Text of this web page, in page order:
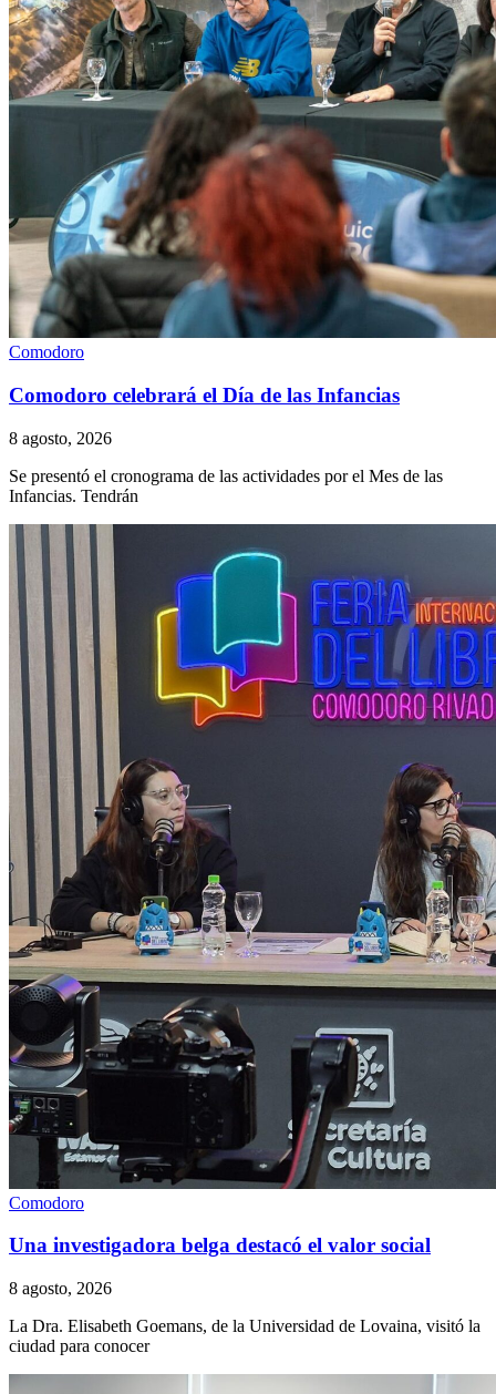
Comodoro
Comodoro celebrará el Día de las Infancias
8 agosto, 2026
Se presentó el cronograma de las actividades por el Mes de las
Infancias. Tendrán
Comodoro
Una investigadora belga destacó el valor social
8 agosto, 2026
La Dra. Elisabeth Goemans, de la Universidad de Lovaina, visitó la
ciudad para conocer